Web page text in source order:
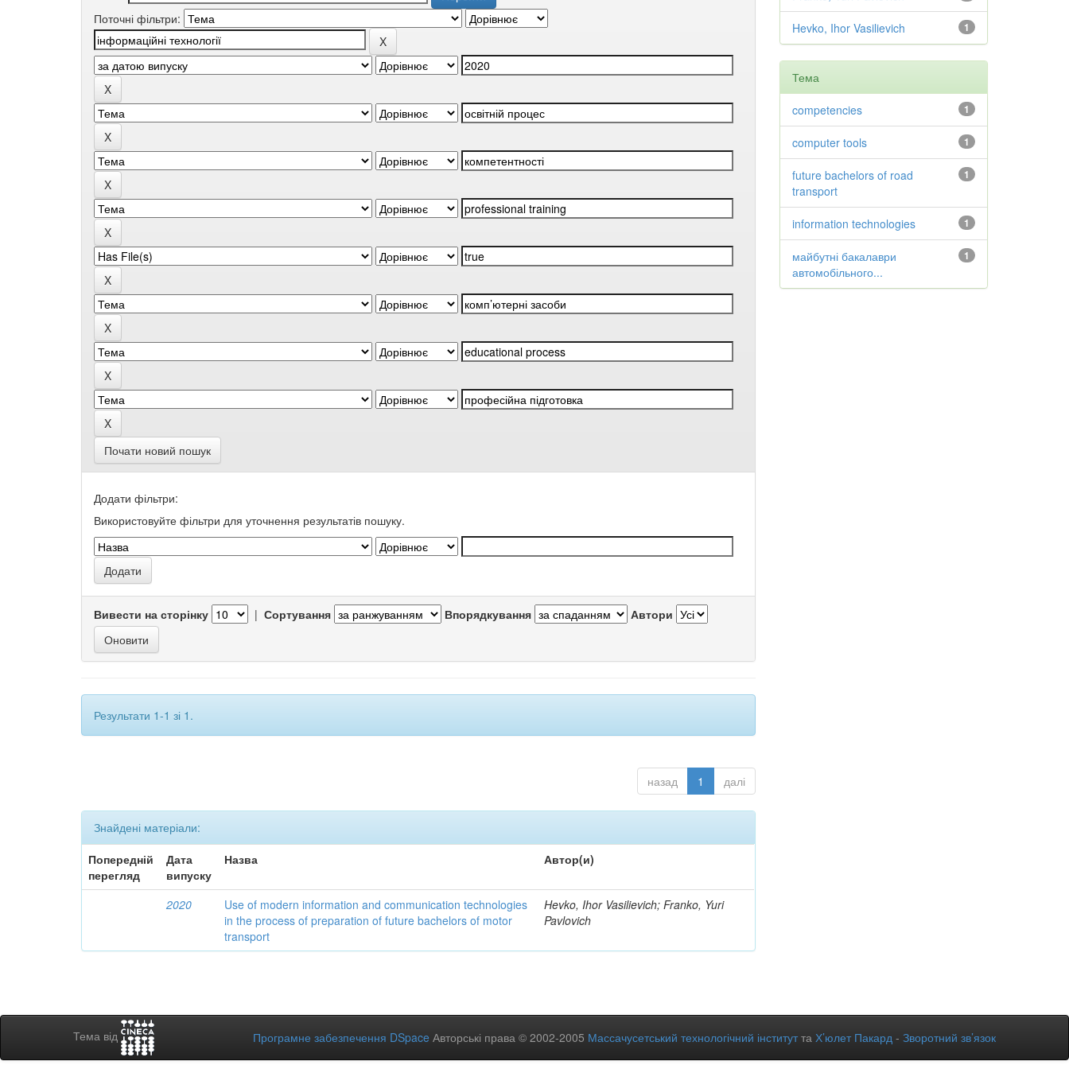
Поточні фільтри:
Почати новий пошук
Додати фільтри:
Використовуйте фільтри для уточнення результатів пошуку.
Вивести на сторінку | Сортування Впорядкування Автори
Результати 1-1 зі 1.
назад 1 далі
Знайдені матеріали:
Попередній
перегляд
Дата
випуску
Назва Автор(и)
2020
Use of modern information and communication technologies
in the process of preparation of future bachelors of motor
transport
Hevko, Ihor Vasilievich; Franko, Yuri
Pavlovich
1
Hevko, Ihor Vasilievich
Тема
1
competencies
1
computer tools
1
future bachelors of road
transport
1
information technologies
1
майбутні бакалаври
автомобільного...
Тема від Програмне забезпечення DSpace Авторські права © 2002-2005 Массачусетський технологічний інститутта Х’юлет Пакард - Зворотний зв’язок